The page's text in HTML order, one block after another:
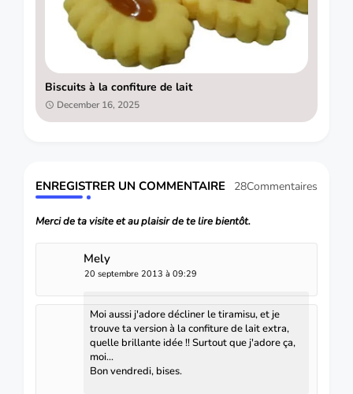
Biscuits à la confiture de lait
December 16, 2025
ENREGISTRER UN COMMENTAIRE 28Commentaires
Merci de ta visite et au plaisir de te lire bientôt.
Mely
20 septembre 2013 à 09:29
Moi aussi j'adore décliner le tiramisu, et je
trouve ta version à la confiture de lait extra,
quelle brillante idée !! Surtout que j'adore ça,
moi...
Bon vendredi, bises.